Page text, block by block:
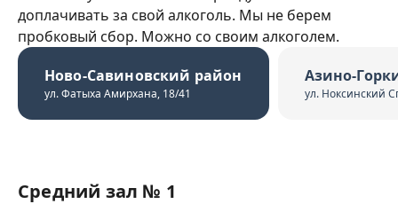
доплачивать за свой алкоголь. Мы не берем
пробковый сбор. Можно со своим алкоголем.
Ново-Савиновский район
ул. Фатыха Амирхана, 18/41
Азино-
ул. Ноксинский
Средний зал № 1